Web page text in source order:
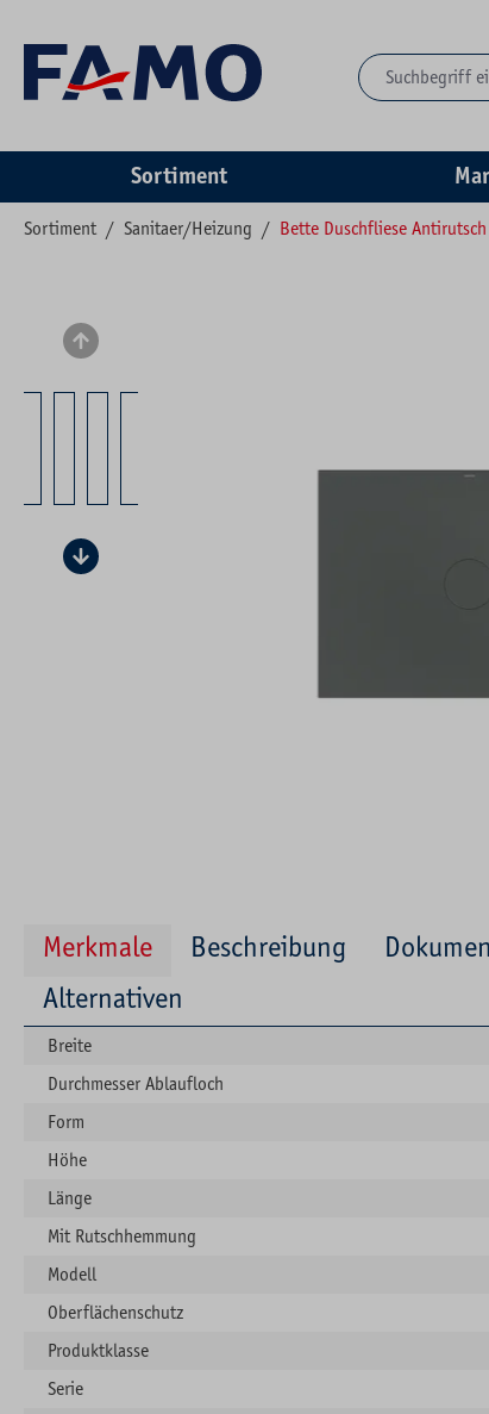
Sortiment
Sortiment / Sanitaer/Heizung / Bette Duschfliese Antirutsch
Bildergalerie überspringen
Merkmale Beschreibung
Alternativen
Breite
Durchmesser Ablaufloch
Form
Höhe
Länge
Mit Rutschhemmung
Modell
Oberflächenschutz
Produktklasse
Serie